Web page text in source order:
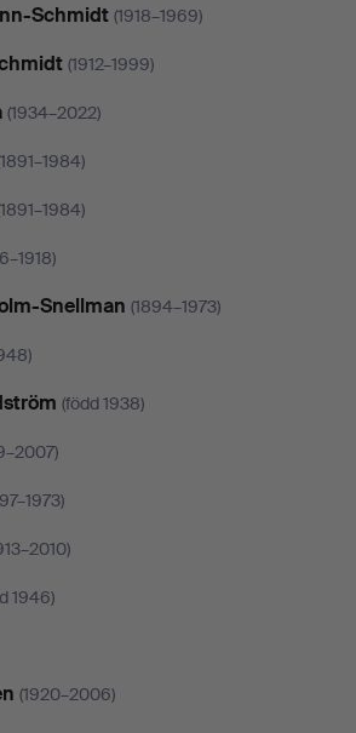
Schmidt (1918–1969)
(1912–1999)
(1934–2022)
Snellman (1894–1973)
(född 1938)
1946)
(1920–2006)